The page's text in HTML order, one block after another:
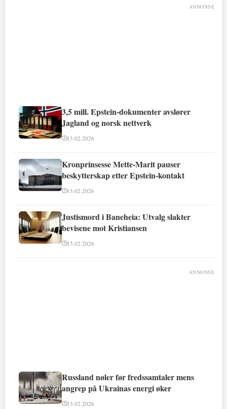
ANNONSE
3,5 mill. Epstein-dokumenter avslører
Jagland og norsk nettverk
13.02.2026
Kronprinsesse Mette-Marit pauser
beskytterskap etter Epstein-kontakt
13.02.2026
Justismord i Baneheia: Utvalg slakter
bevisene mot Kristiansen
13.02.2026
ANNONSE
Russland nøler før fredssamtaler mens
angrep på Ukrainas energi øker
13.02.2026